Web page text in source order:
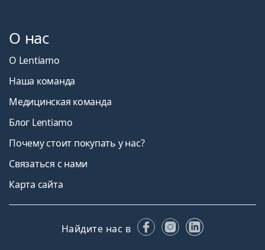
О нас
О Lentiamo
Наша команда
Медицинская команда
Блог Lentiamo
Почему стоит покупать у нас?
Связаться с нами
Карта сайта
Найдите нас в FacebookInstagram
LinkedIn